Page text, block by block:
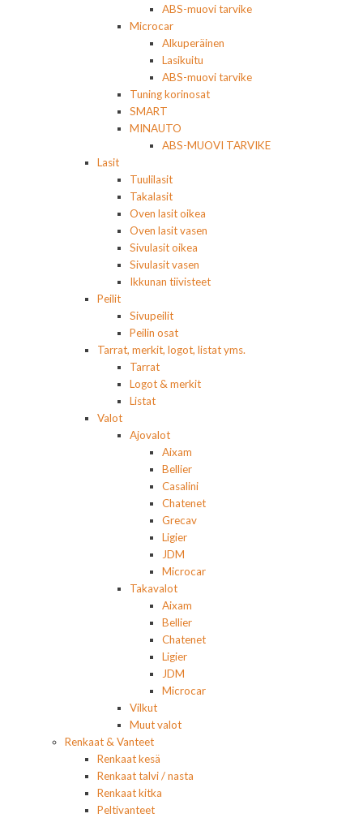
ABS-muovi tarvike
Microcar
Alkuperäinen
Lasikuitu
ABS-muovi tarvike
Tuning korinosat
SMART
MINAUTO
ABS-MUOVI TARVIKE
Lasit
Tuulilasit
Takalasit
Oven lasit oikea
Oven lasit vasen
Sivulasit oikea
Sivulasit vasen
Ikkunan tiivisteet
Peilit
Sivupeilit
Peilin osat
Tarrat, merkit, logot, listat yms.
Tarrat
Logot & merkit
Listat
Valot
Ajovalot
Aixam
Bellier
Casalini
Chatenet
Grecav
Ligier
JDM
Microcar
Takavalot
Aixam
Bellier
Chatenet
Ligier
JDM
Microcar
Vilkut
Muut valot
Renkaat & Vanteet
Renkaat kesä
Renkaat talvi / nasta
Renkaat kitka
Peltivanteet